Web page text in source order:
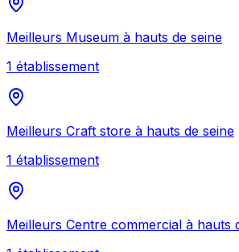
Meilleurs Museum à hauts de seine
1 établissement
Meilleurs Craft store à hauts de seine
1 établissement
Meilleurs Centre commercial à hauts